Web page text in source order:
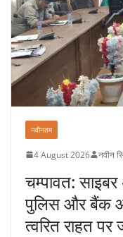
नवीनतम
4 August 2026 नवीन
चम्पावत:
पुलिस और बैंक
त्वरित राहत पर